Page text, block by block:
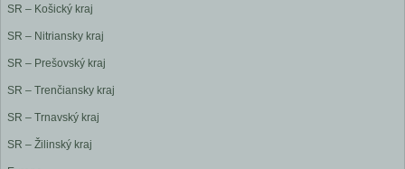
SR – Košický kraj
SR – Nitriansky kraj
SR – Prešovský kraj
SR – Trenčiansky kraj
SR – Trnavský kraj
SR – Žilinský kraj